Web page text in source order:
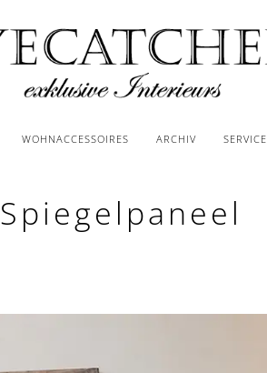
WOHNACCESSOIRES ARCHIV SERVICE
Spiegelpaneel